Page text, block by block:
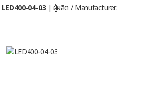
LED400-04-03 | ผู้ผลิต / Manufacturer: